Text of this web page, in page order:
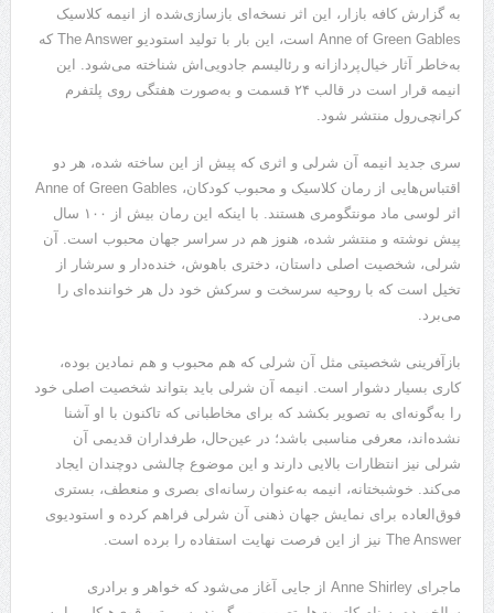
به گزارش کافه بازار، این اثر نسخه‌ای بازسازی‌شده از انیمه کلاسیک
Anne of Green Gables است، این بار با تولید استودیو The Answer که
به‌خاطر آثار خیال‌پردازانه و رئالیسم جادویی‌اش شناخته می‌شود. این
انیمه قرار است در قالب ۲۴ قسمت و به‌صورت هفتگی روی پلتفرم
کرانچی‌رول منتشر شود.
سری جدید انیمه آن شرلی و اثری که پیش از این ساخته شده، هر دو
اقتباس‌هایی از رمان کلاسیک و محبوب کودکان، Anne of Green Gables
اثر لوسی ماد مونتگومری هستند. با اینکه این رمان بیش از ۱۰۰ سال
پیش نوشته و منتشر شده، هنوز هم در سراسر جهان محبوب است. آن
شرلی، شخصیت اصلی داستان، دختری باهوش، خنده‌دار و سرشار از
تخیل است که با روحیه سرسخت و سرکش خود دل هر خواننده‌ای را
می‌برد.
بازآفرینی شخصیتی مثل آن شرلی که هم محبوب و هم نمادین بوده،
کاری بسیار دشوار است. انیمه آن شرلی باید بتواند شخصیت اصلی خود
را به‌گونه‌ای به تصویر بکشد که برای مخاطبانی که تاکنون با او آشنا
نشده‌اند، معرفی مناسبی باشد؛ در عین‌حال، طرفداران قدیمی آن
شرلی نیز انتظارات بالایی دارند و این موضوع چالشی دوچندان ایجاد
می‌کند. خوشبختانه، انیمه به‌عنوان رسانه‌ای بصری و منعطف، بستری
فوق‌العاده برای نمایش جهان ذهنی آن شرلی فراهم کرده و استودیوی
The Answer نیز از این فرصت نهایت استفاده را برده است.
ماجرای Anne Shirley از جایی آغاز می‌شود که خواهر و برادری